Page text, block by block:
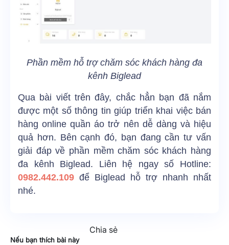
Phần mềm hỗ trợ chăm sóc khách hàng đa
kênh Biglead
Qua bài viết trên đây, chắc hẳn bạn đã nắm
được một số thông tin giúp triển khai việc bán
hàng online quần áo trở nên dễ dàng và hiệu
quả hơn. Bên cạnh đó, bạn đang cần tư vấn
giải đáp về phần mềm chăm sóc khách hàng
đa kênh Biglead. Liên hệ ngay số Hotline:
0982.442.109 để Biglead hỗ trợ nhanh nhất
nhé.
Nếu bạn thích bài này
Chia sẻ